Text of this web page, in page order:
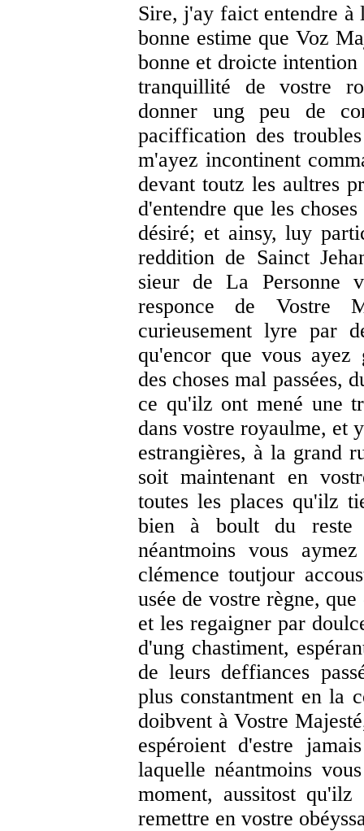
Sire, j'ay faict entendre
bonne estime que Voz
bonne et droicte
tranquillité de vostre
donner ung peu de
paciffication des
m'ayez incontinent
devant toutz les aultres
d'entendre que les
désiré; et ainsy, luy
reddition de Sainct
sieur de La Personne
responce de Vostre
curieusement lyre par
qu'encor que vous ayez
des choses mal passées,
ce qu'ilz ont mené une
dans vostre royaulme, et
estrangières, à la grand
soit maintenant en
toutes les places qu'ilz
bien à boult du reste
néantmoins vous
clémence toutjour
usée de vostre règne,
et les regaigner par
d'ung chastiment,
de leurs deffiances
plus constantment en la
doibvent à Vostre
espéroient d'estre
laquelle néantmoins
moment, aussitost
remettre en vostre